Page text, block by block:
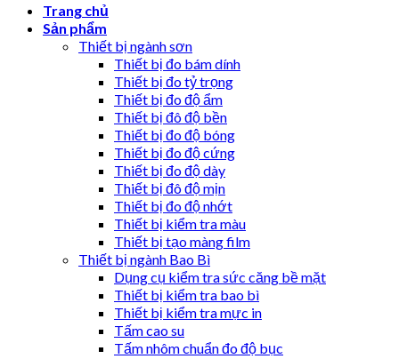
Trang chủ
Sản phẩm
Thiết bị ngành sơn
Thiết bị đo bám dính
Thiết bị đo tỷ trọng
Thiết bị đo độ ẩm
Thiết bị đô độ bền
Thiết bị đo độ bóng
Thiết bị đo độ cứng
Thiết bị đo độ dày
Thiết bị đô độ mịn
Thiết bị đo độ nhớt
Thiết bị kiểm tra màu
Thiết bị tạo màng film
Thiết bị ngành Bao Bì
Dụng cụ kiểm tra sức căng bề mặt
Thiết bị kiểm tra bao bì
Thiết bị kiểm tra mực in
Tấm cao su
Tấm nhôm chuẩn đo độ bục